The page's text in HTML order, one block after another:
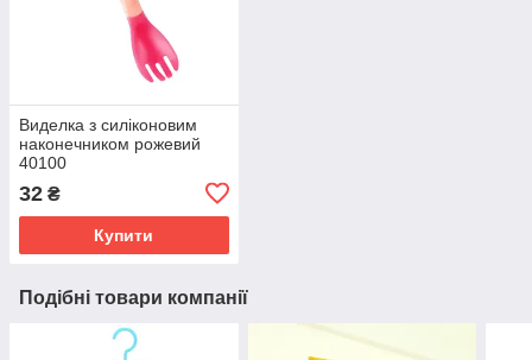
Виделка з силіконовим
наконечником рожевий
40100
32 ₴
Купити
Подібні товари компанії